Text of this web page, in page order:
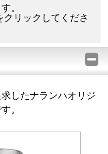
。
クリックしてくださ
したナランハオリジ
。